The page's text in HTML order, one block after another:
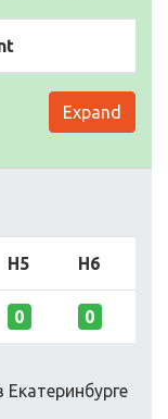
Expand
H5 H6
0 0